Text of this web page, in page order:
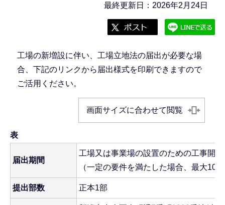
最終更新日：2026年2月24日
工場の新増設に伴い、工場立地法の届出が必要な場
合、下記のリンクから届出様式を印刷できますので
ご活用ください。
画面サイズに合わせて閲覧
表
届出期間
工場又は事業場の設置のための工事開
（一定の要件を満たした場合、最大10
提出部数 正本1部